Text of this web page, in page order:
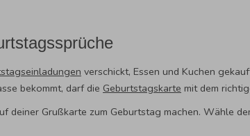
verschickt, Essen und Kuchen
bekommt, darf die Geburtstagskarte mit dem
Grußkarte zum Geburtstag machen. Wähle